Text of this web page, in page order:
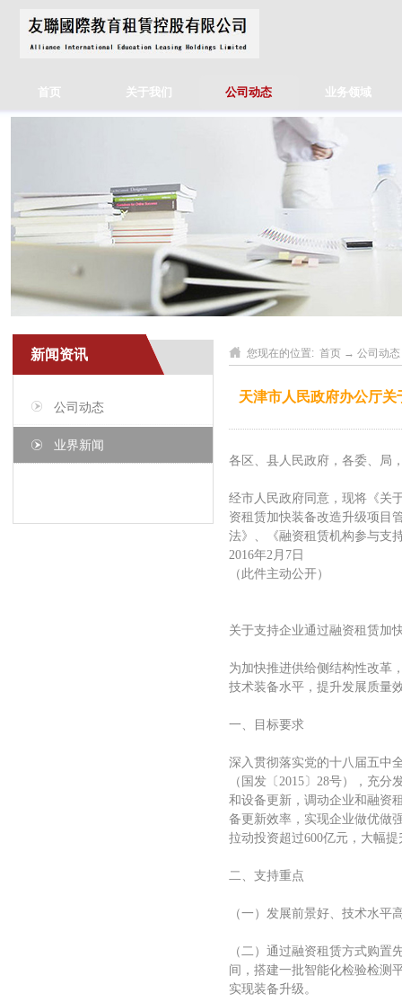
首页 关于我们 公司动态 业务领域
新闻资讯
公司动态
业界新闻
您现在的位置: 首页 → 公司动态
天津市人民政府办公厅
各区、县人民政府，各委、局
经市人民政府同意，现将《关
资租赁加快装备改造升级项目
法》、《融资租赁机构参与支
2016年2月7日
（此件主动公开）
关于支持企业通过融资租赁加
为加快推进供给侧结构性改革
技术装备水平，提升发展质量
一、目标要求
深入贯彻落实党的十八届五中
（国发〔2015〕28号），充
和设备更新，调动企业和融资
备更新效率，实现企业做优做
拉动投资超过600亿元，大幅
二、支持重点
（一）发展前景好、技术水
（二）通过融资租赁方式购
间，搭建一批智能化检验检测
实现装备升级。